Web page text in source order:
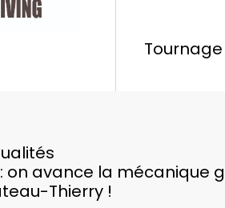
on avance la mécanique
Thierry !